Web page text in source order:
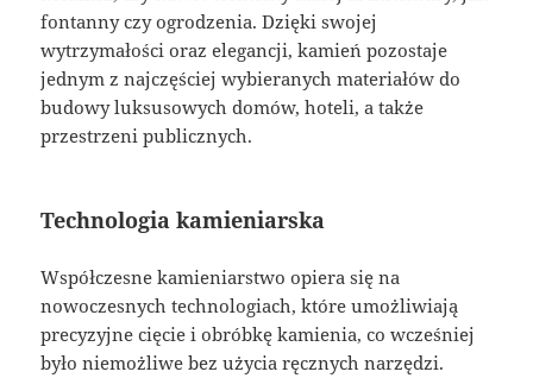
fontanny czy ogrodzenia. Dzięki swojej
wytrzymałości oraz elegancji, kamień pozostaje
jednym z najczęściej wybieranych materiałów do
budowy luksusowych domów, hoteli, a także
przestrzeni publicznych.
Technologia kamieniarska
Współczesne kamieniarstwo opiera się na
nowoczesnych technologiach, które umożliwiają
precyzyjne cięcie i obróbkę kamienia, co wcześniej
było niemożliwe bez użycia ręcznych narzędzi.